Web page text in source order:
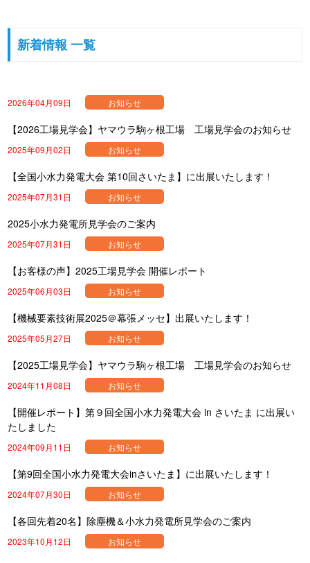
新着情報 一覧
2026年04月09日 お知らせ
【2026工場見学会】ヤマウラ駒ヶ根工場 工場見学会のお知らせ
2025年09月02日 お知らせ
【全国小水力発電大会 第10回さいたま】に出展いたします！
2025年07月31日 お知らせ
2025小水力発電所見学会のご案内
2025年07月31日 お知らせ
【お客様の声】2025工場見学会 開催レポート
2025年06月03日 お知らせ
【機械要素技術展2025＠幕張メッセ】出展いたします！
2025年05月27日 お知らせ
【2025工場見学会】ヤマウラ駒ヶ根工場 工場見学会のお知らせ
2024年11月08日 お知らせ
【開催レポート】第９回全国小水力発電大会 in さいたま に出展い
たしました
2024年09月11日 お知らせ
【第9回全国小水力発電大会inさいたま】に出展いたします！
2024年07月30日 お知らせ
【各回先着20名】除塵機＆小水力発電所見学会のご案内
2023年10月12日 お知らせ